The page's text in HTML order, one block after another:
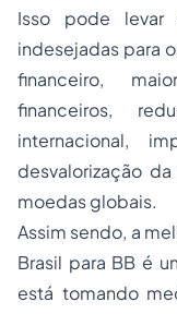
Isso pode levar
indesejadas para
financeiro,
financeiros,
internacional,
desvalorização
moedas globais.
Assim sendo, a
Brasil para BB é
está tomando